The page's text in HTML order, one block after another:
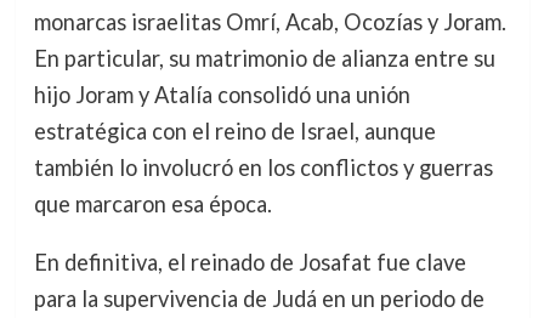
monarcas israelitas Omrí, Acab, Ocozías y Joram.
En particular, su matrimonio de alianza entre su
hijo Joram y Atalía consolidó una unión
estratégica con el reino de Israel, aunque
también lo involucró en los conflictos y guerras
que marcaron esa época.
En definitiva, el reinado de Josafat fue clave
para la supervivencia de Judá en un periodo de